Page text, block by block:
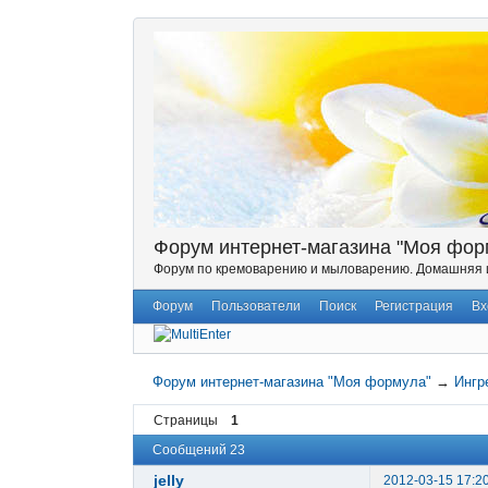
Форум интернет-магазина "Моя
Форум по кремоварению и мыловарению. Домашняя
Форум Пользователи Поиск Регистрация
Форум интернет-магазина "Моя формула" →
Страницы
1
Сообщений 23
jelly 2012-03-15